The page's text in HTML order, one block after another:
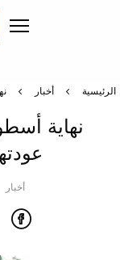
الرئيسية أخبار
نهاية
أخبار